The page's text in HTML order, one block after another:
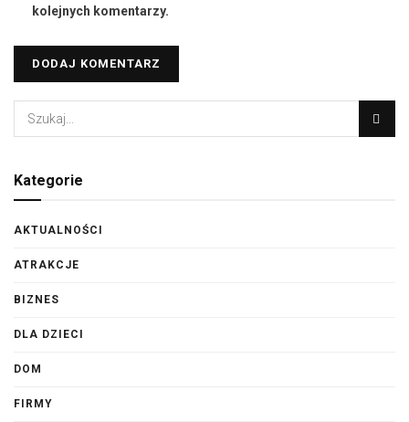
kolejnych komentarzy.
Kategorie
AKTUALNOŚCI
ATRAKCJE
BIZNES
DLA DZIECI
DOM
FIRMY